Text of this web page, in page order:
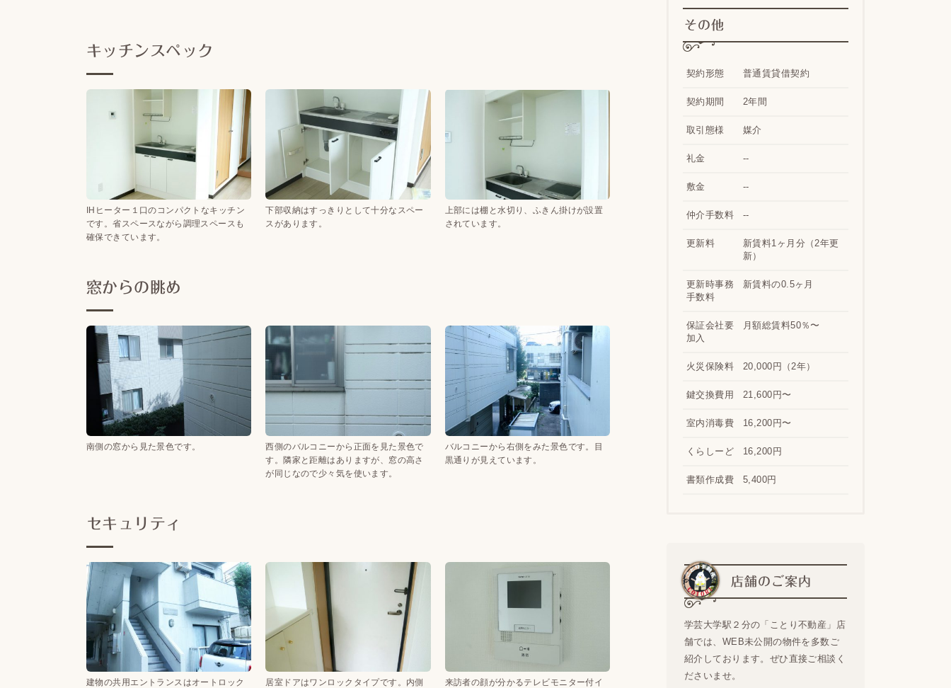
キッチンスペック
IHヒーター１口のコンパクトなキッチン
です。省スペースながら調理スペースも
確保できています。
下部収納はすっきりとして十分なスペー
スがあります。
上部には棚と水切り、ふきん掛けが設置
されています。
窓からの眺め
南側の窓から見た景色です。
西側のバルコニーから正面を見た景色で
す。隣家と距離はありますが、窓の高さ
が同じなので少々気を使います。
バルコニーから右側をみた景色です。目
黒通りが見えています。
セキュリティ
建物の共用エントランスはオートロック
居室ドアはワンロックタイプです。内側
来訪者の顔が分かるテレビモニター付イ
その他
契約形態 普通賃貸借契約
契約期間 2年間
取引態様 媒介
礼金 --
敷金 --
仲介手数料 --
更新料
新賃料1ヶ月分（2年更
新）
更新時事務
手数料
新賃料の0.5ヶ月
保証会社要
加入
月額総賃料50％〜
火災保険料 20,000円（2年）
鍵交換費用 21,600円〜
室内消毒費 16,200円〜
くらしーど 16,200円
書類作成費 5,400円
店舗のご案内
学芸大学駅２分の「ことり不動産」店
舗では、WEB未公開の物件を多数ご
紹介しております。ぜひ直接ご相談く
ださいませ。